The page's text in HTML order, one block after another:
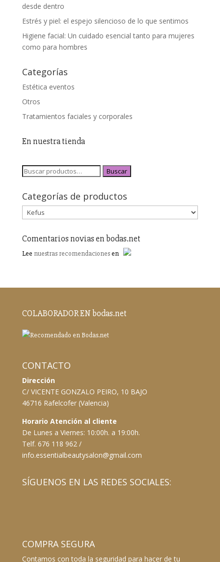
desde dentro
Estrés y piel: el espejo silencioso de lo que sentimos
Higiene facial: Un cuidado esencial tanto para mujeres
como para hombres
Categorías
Estética eventos
Otros
Tratamientos faciales y corporales
En nuestra tienda
Buscar
Categorías de productos
Comentarios novias en bodas.net
Lee nuestras recomendacionesen
COLABORADOR EN bodas.net
CONTACTO
Dirección
C/ VICENTE GONZALO PEIRO, 10 BAJO
46716 Rafelcofer (Valencia)
Horario Atención al cliente
De Lunes a Viernes: 10:00h. a 19:00h.
Telf. 676 118 962 /
info.essentialbeautysalon@gmail.com
SÍGUENOS EN LAS REDES SOCIALES:
COMPRA SEGURA
Contamos con toda la seguridad para hacer de tu